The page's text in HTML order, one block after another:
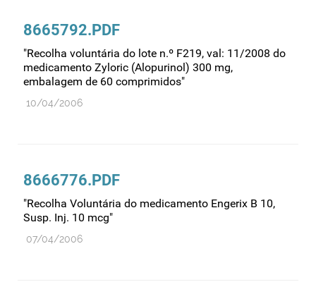
Fabrico
Farmacovigilância
Farmácias
Gestão financeira e patrimonial
Informação estatística
Informação institucional
Inspeção
Investigação
8665792.PDF
"Recolha voluntária do lote n.º F219, val: 11/2008 do
medicamento Zyloric (Alopurinol) 300 mg,
embalagem de 60 comprimidos"
10/04/2006
8666776.PDF
"Recolha Voluntária do medicamento Engerix B 10,
Susp. Inj. 10 mcg"
07/04/2006